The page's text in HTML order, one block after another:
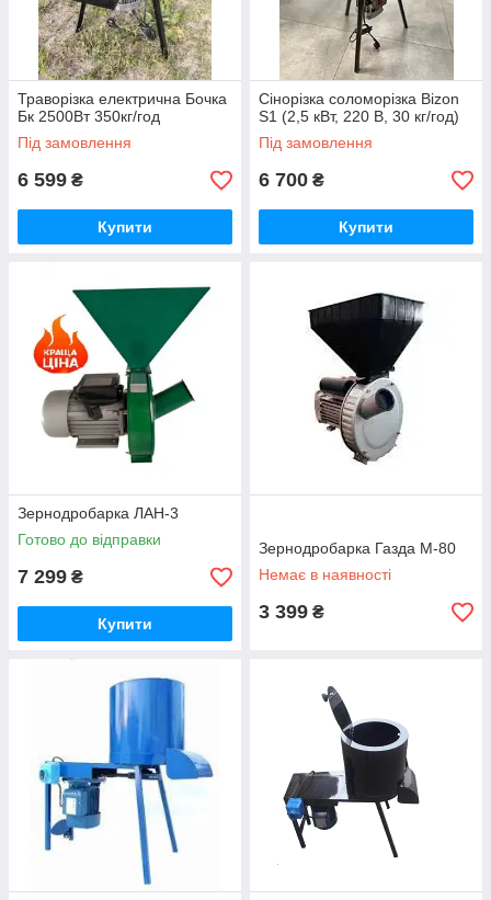
Траворізка електрична Бочка
Бк 2500Вт 350кг/год
Під замовлення
6 599 ₴
Купити
Сінорізка соломорізка Bizon
S1 (2,5 кВт, 220 В, 30 кг/год)
Під замовлення
6 700 ₴
Купити
Зернодробарка ЛАН-3
Готово до відправки
7 299 ₴
Купити
Зернодробарка Газда М-80
Немає в наявності
3 399 ₴